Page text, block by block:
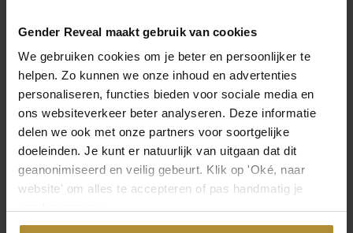
Gender Reveal maakt gebruik van cookies
We gebruiken cookies om je beter en persoonlijker te
helpen. Zo kunnen we onze inhoud en advertenties
personaliseren, functies bieden voor sociale media en
ons websiteverkeer beter analyseren. Deze informatie
delen we ook met onze partners voor soortgelijke
doeleinden. Je kunt er natuurlijk van uitgaan dat dit
geanonimiseerd en veilig gebeurt. Klik op 'Oké, naar
website' om alles te accepteren of pas handmatig je
20 cm
Material
Spiegel
Marke
Mehr anzeigen
Hinterlassen Sie Ihre Meinung
Eine Bewertung hinterlassen
Kontaktieren Sie uns direkt